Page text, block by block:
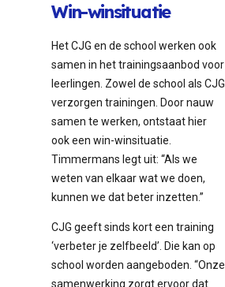
Win-winsituatie
Het CJG en de school werken ook
samen in het trainingsaanbod voor
leerlingen. Zowel de school als CJG
verzorgen trainingen. Door nauw
samen te werken, ontstaat hier
ook een win-winsituatie.
Timmermans legt uit: “Als we
weten van elkaar wat we doen,
kunnen we dat beter inzetten.”
CJG geeft sinds kort een training
‘verbeter je zelfbeeld’. Die kan op
school worden aangeboden. “Onze
samenwerking zorgt ervoor dat